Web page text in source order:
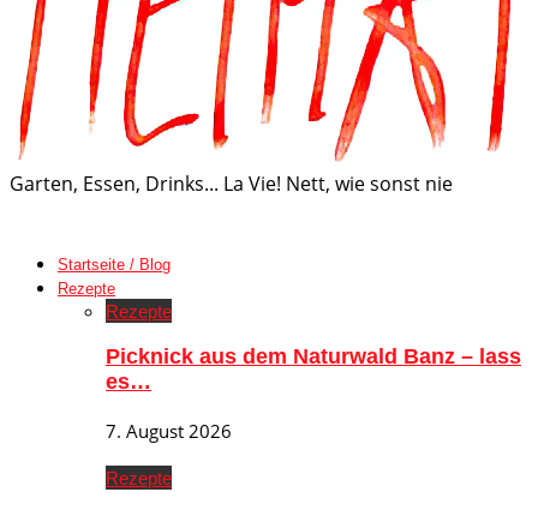
Garten, Essen, Drinks... La Vie! Nett, wie sonst nie
Startseite / Blog
Rezepte
Rezepte
Picknick aus dem Naturwald Banz – lass
es…
7. August 2026
Rezepte